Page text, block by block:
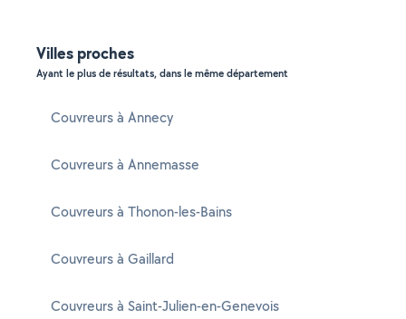
Villes proches
Ayant le plus de résultats, dans le même département
Couvreurs à Annecy
Couvreurs à Annemasse
Couvreurs à Thonon-les-Bains
Couvreurs à Gaillard
Couvreurs à Saint-Julien-en-Genevois